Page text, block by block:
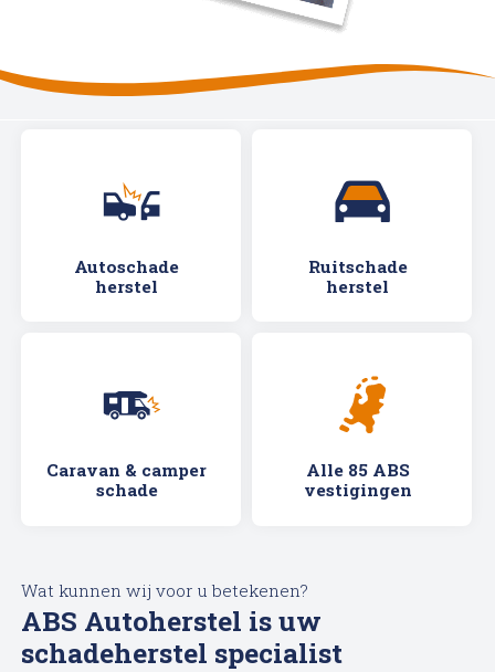
Autoschade
herstel
Ruitschade
herstel
Caravan & camper
schade
Alle 85 ABS
vestigingen
Wat kunnen wij voor u betekenen?
ABS Autoherstel is uw
schadeherstel specialist